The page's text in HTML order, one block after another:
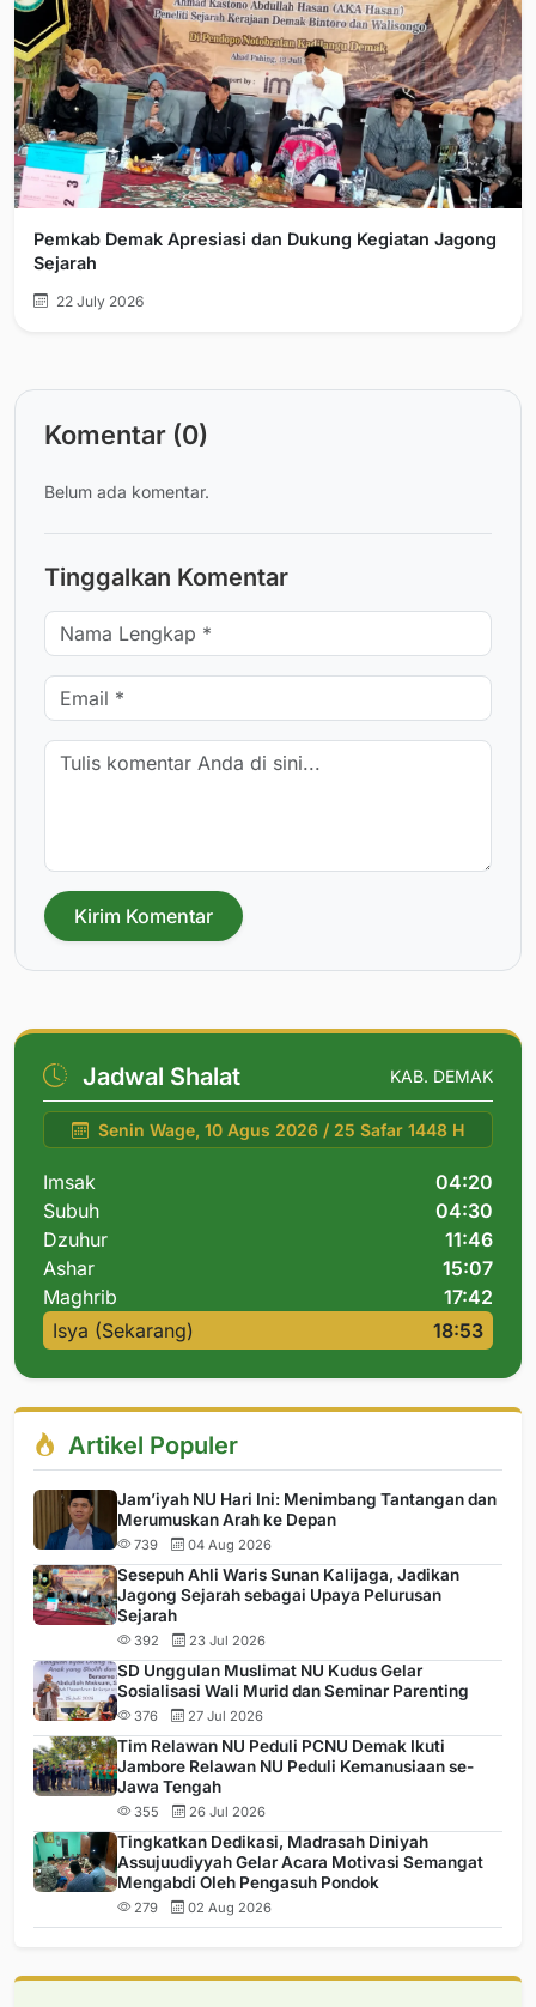
Pemkab Demak Apresiasi dan Dukung Kegiatan Jagong
Sejarah
22 July 2026
Komentar (0)
Belum ada komentar.
Tinggalkan Komentar
Kirim Komentar
Jadwal Shalat KAB. DEMAK
Senin Wage, 10 Agus 2026 / 25 Safar 1448 H
Imsak
04:20
Subuh
04:30
Dzuhur
11:46
Ashar
15:07
Maghrib
17:42
Isya (Sekarang)
18:53
Artikel Populer
Jam’iyah NU Hari Ini: Menimbang Tantangan dan
Merumuskan Arah ke Depan
739 04 Aug 2026
Sesepuh Ahli Waris Sunan Kalijaga, Jadikan
Jagong Sejarah sebagai Upaya Pelurusan
Sejarah
392 23 Jul 2026
SD Unggulan Muslimat NU Kudus Gelar
Sosialisasi Wali Murid dan Seminar Parenting
376 27 Jul 2026
Tim Relawan NU Peduli PCNU Demak Ikuti
Jambore Relawan NU Peduli Kemanusiaan se-
Jawa Tengah
355 26 Jul 2026
Tingkatkan Dedikasi, Madrasah Diniyah
Assujuudiyyah Gelar Acara Motivasi Semangat
Mengabdi Oleh Pengasuh Pondok
279 02 Aug 2026